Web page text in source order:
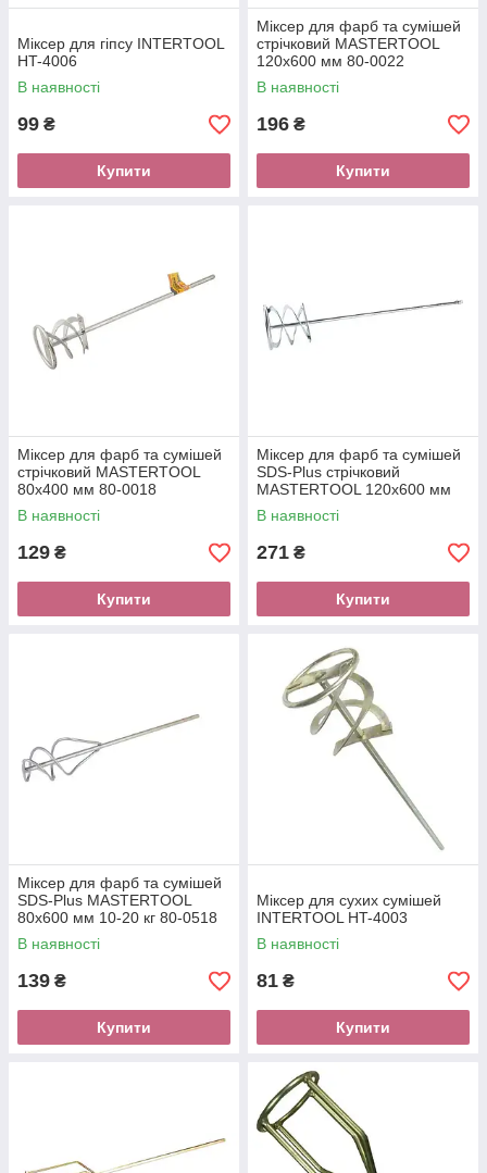
Міксер для гіпсу INTERTOOL
HT-4006
В наявності
99 ₴
Купити
Міксер для фарб та сумішей
стрічковий MASTERTOOL
120х600 мм 80-0022
В наявності
196 ₴
Купити
Міксер для фарб та сумішей
стрічковий MASTERTOOL
80х400 мм 80-0018
В наявності
129 ₴
Купити
Міксер для фарб та сумішей
SDS-Plus стрічковий
MASTERTOOL 120х600 мм
80-0322
В наявності
271 ₴
Купити
Міксер для фарб та сумішей
SDS-Plus MASTERTOOL
80х600 мм 10-20 кг 80-0518
В наявності
139 ₴
Купити
Міксер для сухих сумішей
INTERTOOL HT-4003
В наявності
81 ₴
Купити